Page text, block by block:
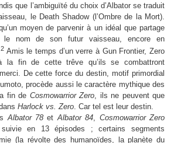
que l’ambiguïté du choix d’Albator se traduit
le Death Shadow (l’Ombre de la Mort).
moyen de parvenir à un idéal que partage
nom de son futur vaisseau, encore en
2 Amis le temps d’un verre à Gun Frontier, Zero
la fin de cette trêve qu’ils se combattront
De cette force du destin, motif primordial
procède aussi le caractère mythique des
fin de Cosmowarrior Zero, ils ne peuvent que
Harlock vs. Zero. Car tel est leur destin.
Albator 78 etAlbator 84, Cosmowarrior Zero
en 13 épisodes ; certains segments
(la révolte des humanoïdes, la planète du